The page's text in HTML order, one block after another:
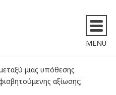
MENU
μιας υπόθεσης
αξίωσης;